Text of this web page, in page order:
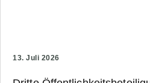
13. Juli 2026